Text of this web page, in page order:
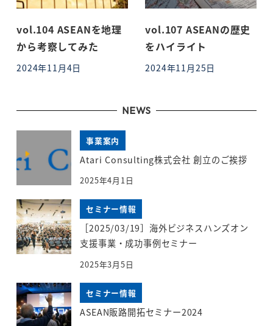
vol.104 ASEANを地理
から考察してみた
投稿日
2024年11月4日
vol.107 ASEANの歴史
をハイライト
投稿日
2024年11月25日
NEWS
事業案内
Atari Consulting株式会社 創立のご挨拶
2025年4月1日
セミナー情報
［2025/03/19］海外ビジネスハンズオン
支援事業・成功事例セミナー
2025年3月5日
セミナー情報
ASEAN販路開拓セミナー2024